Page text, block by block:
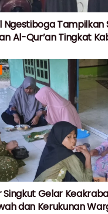
Ngestiboga Tampilkan
Al-Qur’an Tingkat
Singkut Gelar
dan Kerukunan